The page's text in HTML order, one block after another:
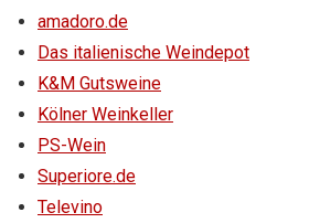
amadoro.de
Das italienische Weindepot
K&M Gutsweine
Kölner Weinkeller
PS-Wein
Superiore.de
Televino